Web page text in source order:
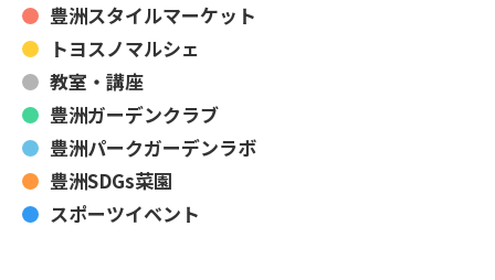
催しものやロケなどの業務利用をお考えの方
ご利用について
豊洲スタイルマーケット
トヨスノマルシェ
教室・講座
豊洲ガーデンクラブ
豊洲パークガーデンラボ
豊洲SDGs菜園
スポーツイベント